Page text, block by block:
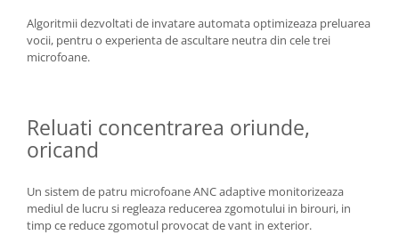
Algoritmii dezvoltati de invatare automata optimizeaza preluarea
vocii, pentru o experienta de ascultare neutra din cele trei
microfoane.
Reluati concentrarea oriunde,
oricand
Un sistem de patru microfoane ANC adaptive monitorizeaza
mediul de lucru si regleaza reducerea zgomotului in birouri, in
timp ce reduce zgomotul provocat de vant in exterior.